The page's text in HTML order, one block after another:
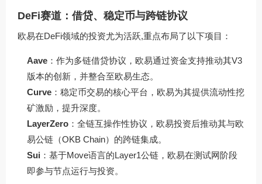
DeFi赛道：借贷、稳定币与跨链协议
欧易在DeFi领域的投资尤为活跃,重点布局了以下项目：
Aave ：作为多链借贷协议，欧易通过资金支持推动其V3
版本的创新，并整合至欧易生态。
Curve ：稳定币交易的核心平台，欧易为其提供流动性挖
矿激励，提升深度。
LayerZero ：全链互操作性协议，欧易投资后推动其与欧
易公链（OKB Chain）的跨链集成。
Sui ：基于Move语言的Layer1公链，欧易在测试网阶段
即参与节点运行与投资。